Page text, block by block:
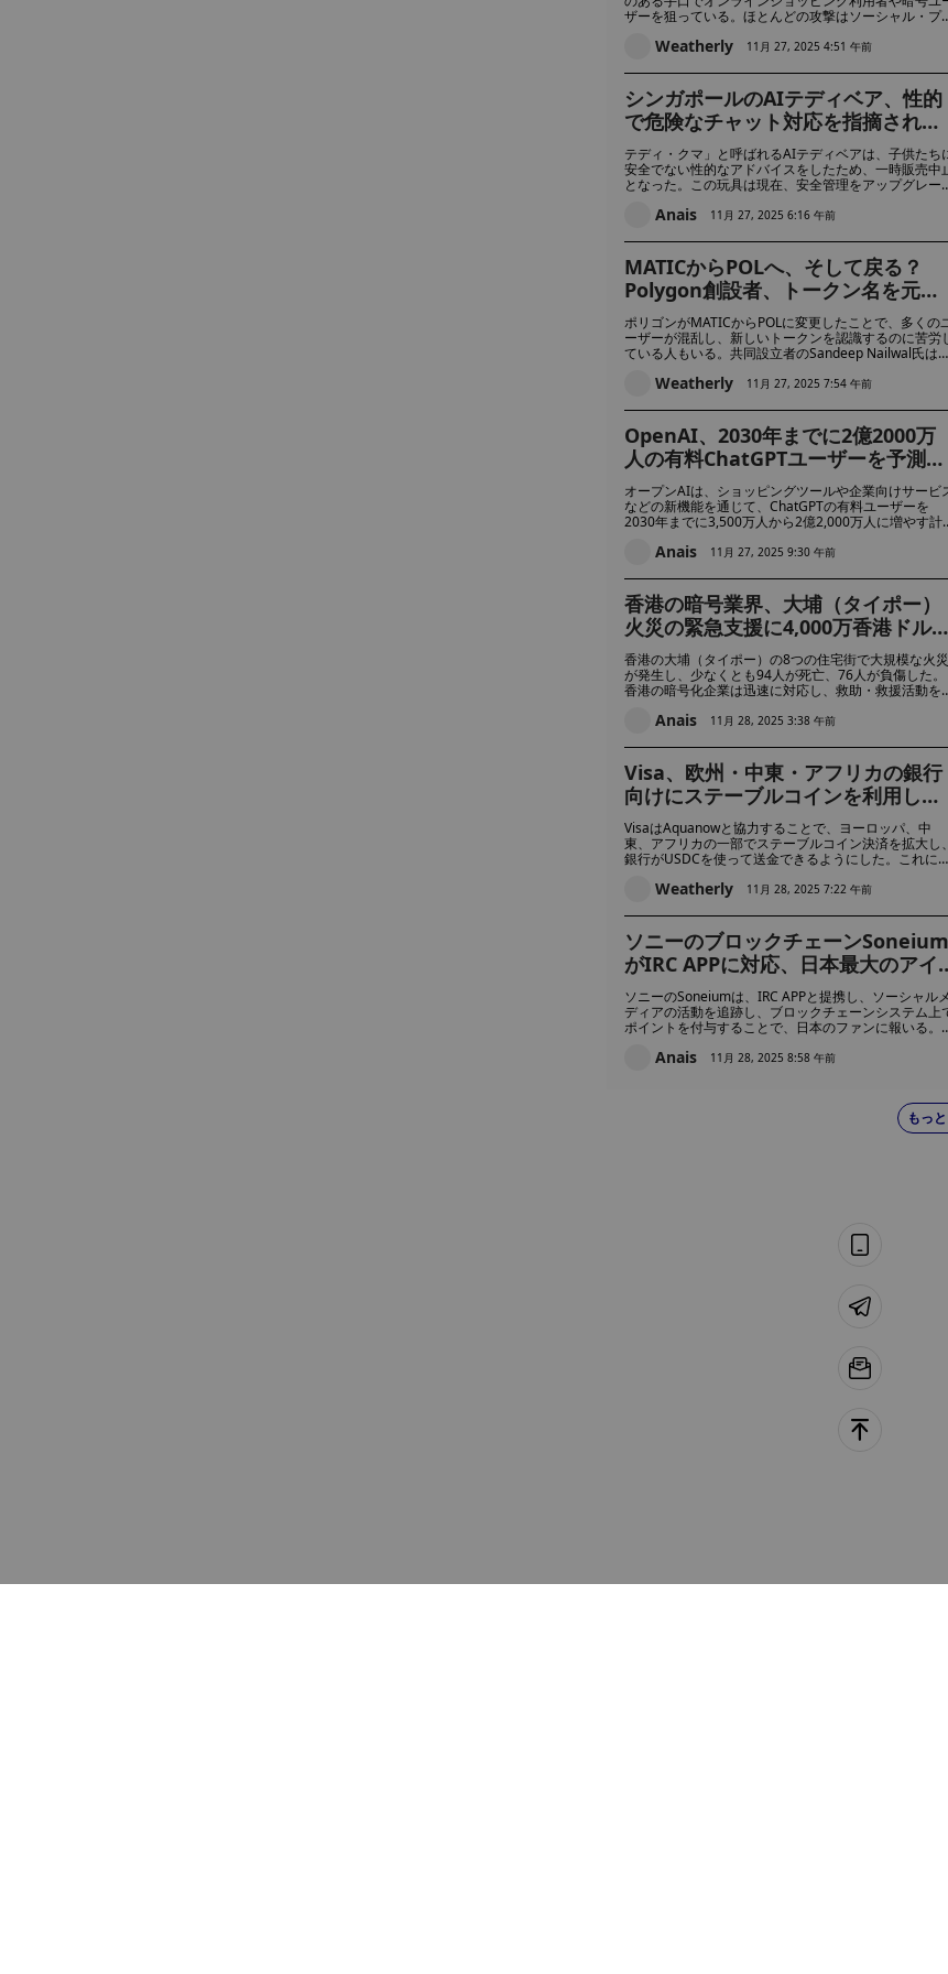
ザーを狙っている。ほとんどの攻撃はソーシャル・プ
メッセージを使って金銭を盗むため、被害者は資産を
Weatherly 11月 27, 2025 4:51 午前
シンガポールのAIテディベア、性的
で危険なチャット対応を指摘され販
売再開
テディ・クマ」と呼ばれるAIテディベアは、子供たち
安全でない性的なアドバイスをしたため、一時販売中
となった。この玩具は現在、安全管理をアップグレー
して深刻な心理的リスクをもたらす可能性があると警
Anais 11月 27, 2025 6:16 午前
MATICからPOLへ、そして戻る？
Polygon創設者、トークン名を元に
戻すべきかユーザーに問う
ポリゴンがMATICからPOLに変更したことで、多くの
ーザーが混乱し、新しいトークンを認識するのに苦労
ている人もいる。共同設立者のSandeep Nailwal氏は
べきかどうかを検討している。
Weatherly 11月 27, 2025 7:54 午前
OpenAI、2030年までに2億2000万
人の有料ChatGPTユーザーを予測、
サブスクリプション収入は200億ド
を目指す
オープンAIは、ショッピングツールや企業向けサービ
などの新機能を通じて、ChatGPTの有料ユーザーを
2030年までに3,500万人から2億2,000万人に増やす計
でコストの上昇や他のハイテク大手との競争に直面し
Anais 11月 27, 2025 9:30 午前
香港の暗号業界、大埔（タイポー）
火災の緊急支援に4,000万香港ドル
上を寄付：支援方法はこちら
香港の大埔（タイポー）の8つの住宅街で大規模な火災
が発生し、少なくとも94人が死亡、76人が負傷した。
香港の暗号化企業は迅速に対応し、救助・救援活動を
Anais 11月 28, 2025 3:38 午前
Visa、欧州・中東・アフリカの銀行
向けにステーブルコインを利用した
新しい国際決済レイヤーを構築
VisaはAquanowと協力することで、ヨーロッパ、中
東、アフリカの一部でステーブルコイン決済を拡大し
銀行がUSDCを使って送金できるようにした。これに
営業時間や仲介業者に依存しなくなることで、決済が
Weatherly 11月 28, 2025 7:22 午前
ソニーのブロックチェーンSoneium
がIRC APPに対応、日本最大のアイ
ドル・フェスティバルに透明なオン
チェーン影響力をファンに与える
ソニーのSoneiumは、IRC APPと提携し、ソーシャル
ディアの活動を追跡し、ブロックチェーンシステム上
ポイントを付与することで、日本のファンに報いる。
早期アクセス、オンチェーン投票、IRC 2026フェステ
Anais 11月 28, 2025 8:58 午前
もっと